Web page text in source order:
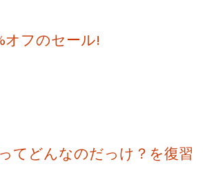
オフのセール!
てどんなのだっけ？を復習